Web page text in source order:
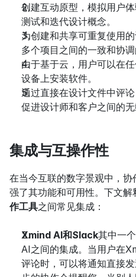
创建互动原型，模拟用户
测试和迭代设计概念。
为创建和共享可重复使用
多个项目之间的一致和协调
由于基于云，用户可以在
设备上安装软件。
通过直接在设计文件中评
促进设计师和客户之间的无
集成与互操作性
在当今互联的数字景观中，
强了其功能和可用性。下文解
作工具之间常见集成：
Xmind AI和Slack其中一
AI之间的集成。当用户在
评论时，可以将通知直接